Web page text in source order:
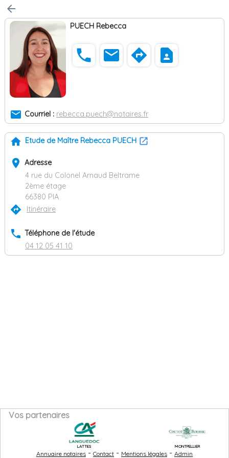
arrow_back
PUECH Rebecca
phone email directions contact_page
email Courriel : rebecca.puech@notaires.fr
home Etude de Maître Rebecca PUECH
place Adresse
4 rue du Colonel Arnaud Beltrame
2ème étage
66380 PIA
directions Itinéraire
phone Téléphone de l'étude
04 12 05 41 10
Vos partenaires
LATTES MONTPELLIER
Annuaire notaires - Contact - Mentions légales - Admin